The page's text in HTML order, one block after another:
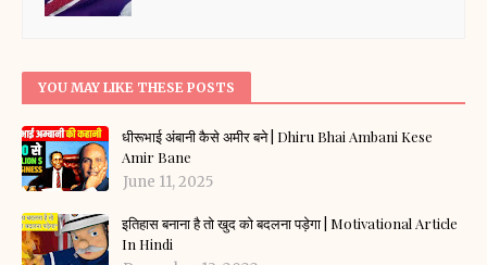
YOU MAY LIKE THESE POSTS
धीरूभाई अंबानी कैसे अमीर बने | Dhiru Bhai Ambani Kese
Amir Bane
June 11, 2025
इतिहास बनाना है तो खुद को बदलना पड़ेगा | Motivational Article
In Hindi